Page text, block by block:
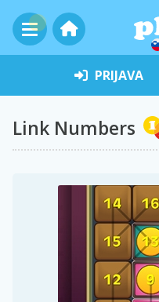
PRIJAVA
Link Numbers